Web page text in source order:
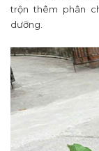
trộn thêm phân
dưỡng.